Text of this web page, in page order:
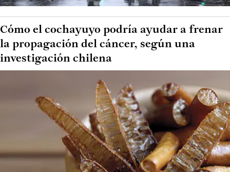
Cómo el cochayuyo podría ayudar a frenar
la propagación del cáncer, según una
investigación chilena